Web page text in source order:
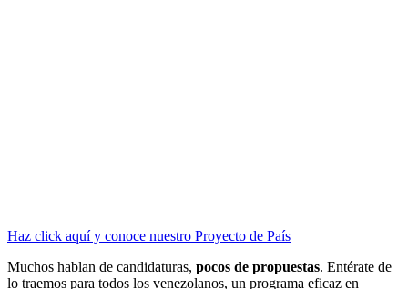
Haz click aquí y conoce nuestro Proyecto de País
Muchos hablan de candidaturas, pocos de propuestas. Entérate de
lo traemos para todos los venezolanos, un programa eficaz en